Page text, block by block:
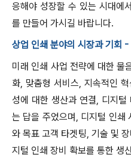
응해야 성장할 수 있는 시대에
를 만들어 가시길 바랍니다.
상업 인쇄 분야의 시장과 기회
미래 인쇄 사업 전략에 대한
화, 맞춤형 서비스, 지속적인
성에 대한 생산과 연결, 디지
는 답을 주었으며, 디지털 인쇄
와 목표 고객 타겟팅, 기술 및
지털 인쇄 장비 확보를 통한 생